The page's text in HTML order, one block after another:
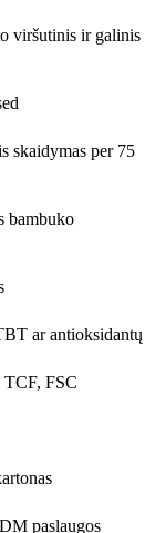
viršutinis ir galinis
skaidymas per 75
bambuko
ar antioksidantų
TCF, FSC
paslaugos